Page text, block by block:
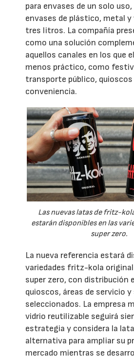
para envases de un solo
envases de plástico, metal
tres litros. La compañía
como una solución
aquellos canales en los que
menos práctico, como
transporte público,
conveniencia.
Las nuevas latas de fritz-
estarán disponibles en las
super zero.
La nueva referencia estará
variedades fritz-kola
super zero, con distribución
quioscos, áreas de servicio
seleccionados. La empresa
vidrio reutilizable seguirá
estrategia y considera la
alternativa para ampliar su
mercado mientras se